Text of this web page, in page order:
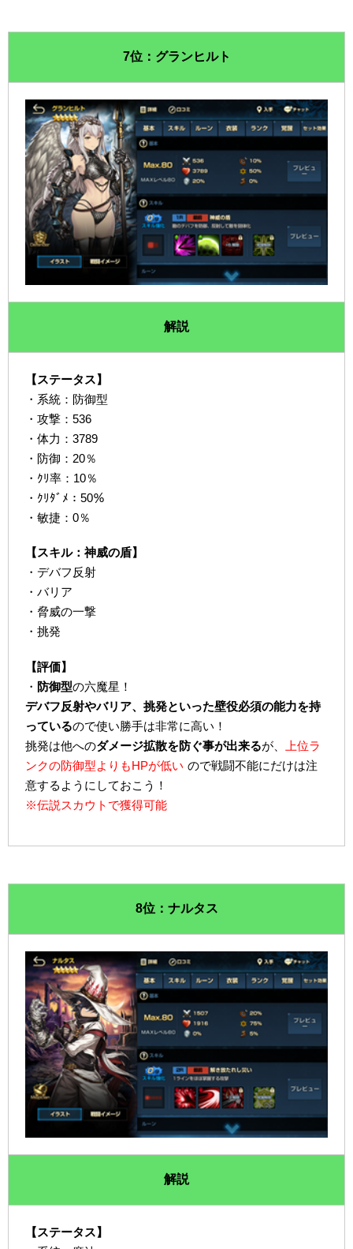
7位：グランヒルト
解説
【ステータス】
・系統：防御型
・攻撃：536
・体力：3789
・防御：20％
・ｸﾘ率：10％
・ｸﾘﾀﾞﾒ：50％
・敏捷：0％
【スキル：神威の盾】
・デバフ反射
・バリア
・脅威の一撃
・挑発
【評価】
・ 防御型の六魔星！
デバフ反射やバリア、挑発といった壁役必須の能力を持
っているので使い勝手は非常に高い！
挑発は他へのダメージ拡散を防ぐ事が出来るが、
上位ラ
ンクの防御型よりもHPが低い ので戦闘不能にだけは注
意するようにしておこう！
※伝説スカウトで獲得可能
8位：ナルタス
解説
【ステータス】